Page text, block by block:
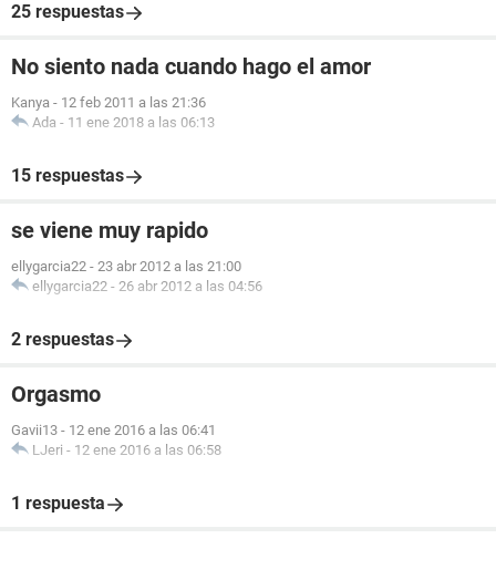
25 respuestas
No siento nada cuando hago el amor
Kanya - 12 feb 2011 a las 21:36
Ada - 11 ene 2018 a las 06:13
15 respuestas
se viene muy rapido
ellygarcia22 - 23 abr 2012 a las 21:00
ellygarcia22 - 26 abr 2012 a las 04:56
2 respuestas
Orgasmo
Gavii13 - 12 ene 2016 a las 06:41
LJeri - 12 ene 2016 a las 06:58
1 respuesta